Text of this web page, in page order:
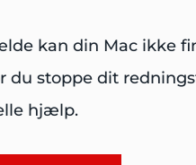
kan din Mac ikke
du stoppe dit
hjælp.